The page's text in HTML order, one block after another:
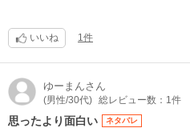
いいね 1件
ゆーまんさん
(男性/30代) 総レビュー数：1件
思ったより面白い ネタバレ